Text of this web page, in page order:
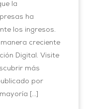
la
ha
los ingresos.
creciente
Digital. Visite
más
por
[…]